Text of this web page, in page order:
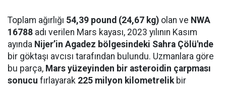
Toplam ağırlığı 54,39 pound (24,67 kg) olan ve NWA
16788 adı verilen Mars kayası, 2023 yılının Kasım
ayında Nijer’in Agadez bölgesindeki Sahra Çölü'nde
bir göktaşı avcısı tarafından bulundu. Uzmanlara göre
bu parça, Mars yüzeyinden bir asteroidin çarpması
sonucu fırlayarak 225 milyon kilometrelikbir